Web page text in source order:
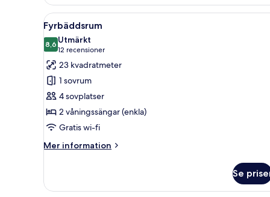
Öppna
alla
foton
för
Fyrbäddsrum
Ett rum med en
4
Fyrbäddsrum
8,68,6 av 10
Utmärkt
12 recensioner
(12 recensioner)
23 kvadratmeter
1 sovrum
4 sovplatser
2 våningssängar (enkla)
Gratis wi-fi
Mer information
Mer
Se